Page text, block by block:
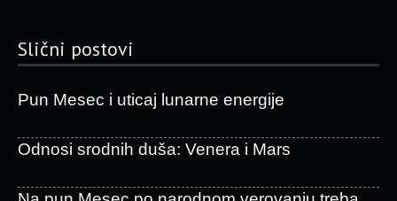
Slični postovi
Pun Mesec i uticaj lunarne energije
Odnosi srodnih duša: Venera i Mars